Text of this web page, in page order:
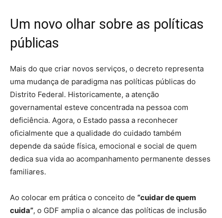
Um novo olhar sobre as políticas
públicas
Mais do que criar novos serviços, o decreto representa
uma mudança de paradigma nas políticas públicas do
Distrito Federal. Historicamente, a atenção
governamental esteve concentrada na pessoa com
deficiência. Agora, o Estado passa a reconhecer
oficialmente que a qualidade do cuidado também
depende da saúde física, emocional e social de quem
dedica sua vida ao acompanhamento permanente desses
familiares.
Ao colocar em prática o conceito de “cuidar de quem
cuida”, o GDF amplia o alcance das políticas de inclusão